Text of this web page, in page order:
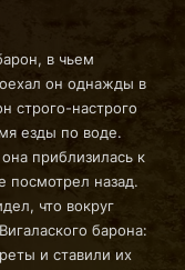
в чьем
он однажды в
строго-настрого
езды по воде.
приблизилась к
посмотрел назад.
что вокруг
барона:
и ставили их